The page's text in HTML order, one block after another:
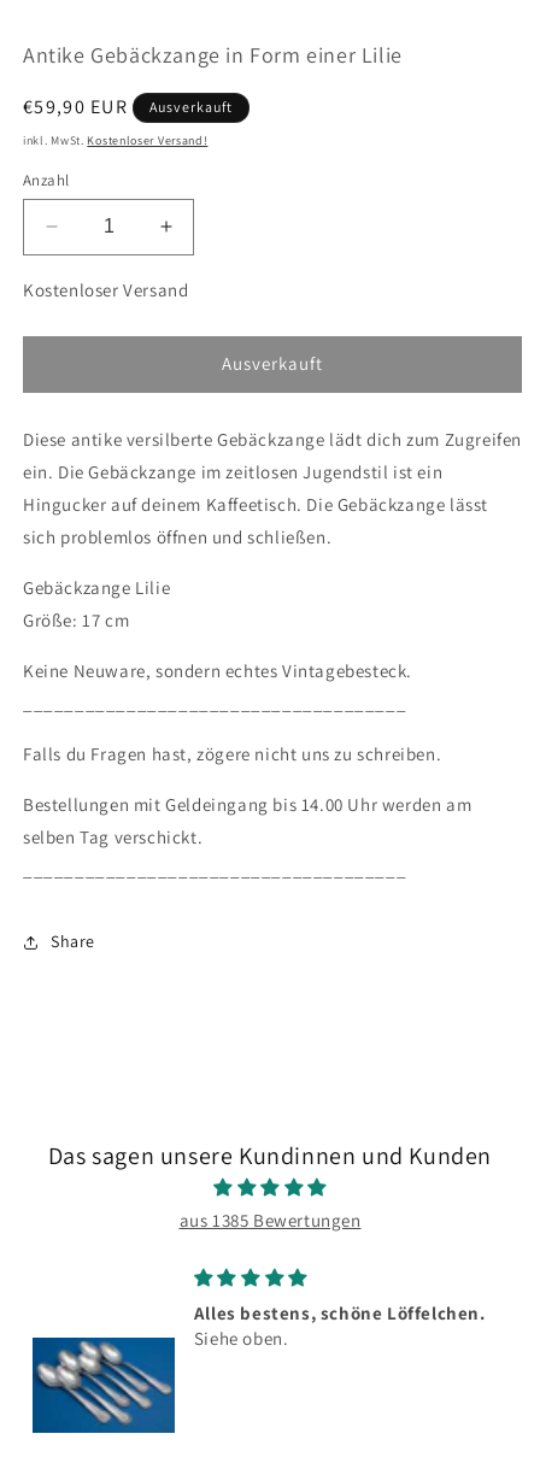
Antike Gebäckzange in Form einer Lilie
Normaler
Preis
€59,90 EUR Ausverkauft
inkl. MwSt. Kostenloser Versand!
Anzahl
Verringere
die
Menge
Antike
in
einer
Lilie
Erhöhe
die
Menge
Antike
Gebäckzange
in
einer
Lilie
Kostenloser Versand
Ausverkauft
Diese antike versilberte Gebäckzange lädt dich zum Zugreifen
ein. Die Gebäckzange im zeitlosen Jugendstil ist ein
Hingucker auf deinem Kaffeetisch. Die Gebäckzange lässt
sich problemlos öffnen und schließen.
Gebäckzange Lilie
Größe: 17 cm
Keine Neuware, sondern echtes Vintagebesteck.
Falls du Fragen hast, zögere nicht uns zu schreiben.
Bestellungen mit Geldeingang bis 14.00 Uhr werden am
selben Tag verschickt.
Share
Das sagen unsere Kundinnen und Kunden
aus 1385 Bewertungen
Alles bestens, schöne Löffelchen.
Siehe oben.